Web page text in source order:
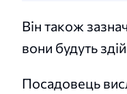
Він також
вони будуть
Посадовець